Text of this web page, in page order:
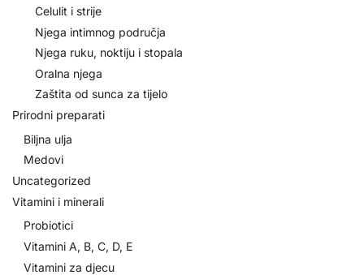
Celulit i strije
Njega intimnog područja
Njega ruku, noktiju i stopala
Oralna njega
Zaštita od sunca za tijelo
Prirodni preparati
Biljna ulja
Medovi
Uncategorized
Vitamini i minerali
Probiotici
Vitamini A, B, C, D, E
Vitamini za djecu